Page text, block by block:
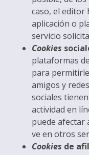
caso, el editor
aplicación o
servicio
Cookies
plataformas
para
amigos y
sociales
actividad en
puede afectar
ve en otros
Cookies de